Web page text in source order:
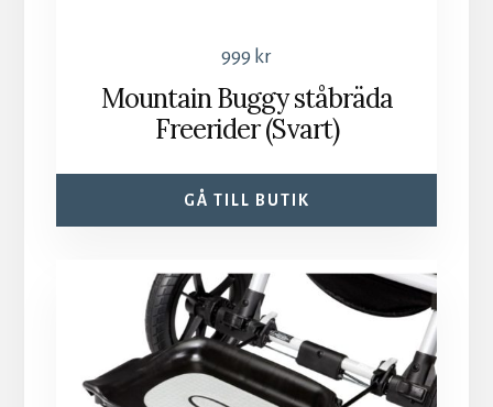
999 kr
Mountain Buggy ståbräda
Freerider (Svart)
GÅ TILL BUTIK